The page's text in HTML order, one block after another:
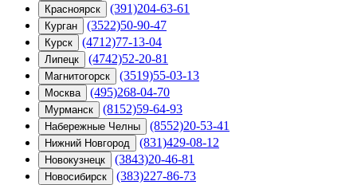
Красноярск (391)204-63-61
Курган (3522)50-90-47
Курск (4712)77-13-04
Липецк (4742)52-20-81
Магнитогорск (3519)55-03-13
Москва (495)268-04-70
Мурманск (8152)59-64-93
Набережные Челны (8552)20-53-41
Нижний Новгород (831)429-08-12
Новокузнецк (3843)20-46-81
Новосибирск (383)227-86-73